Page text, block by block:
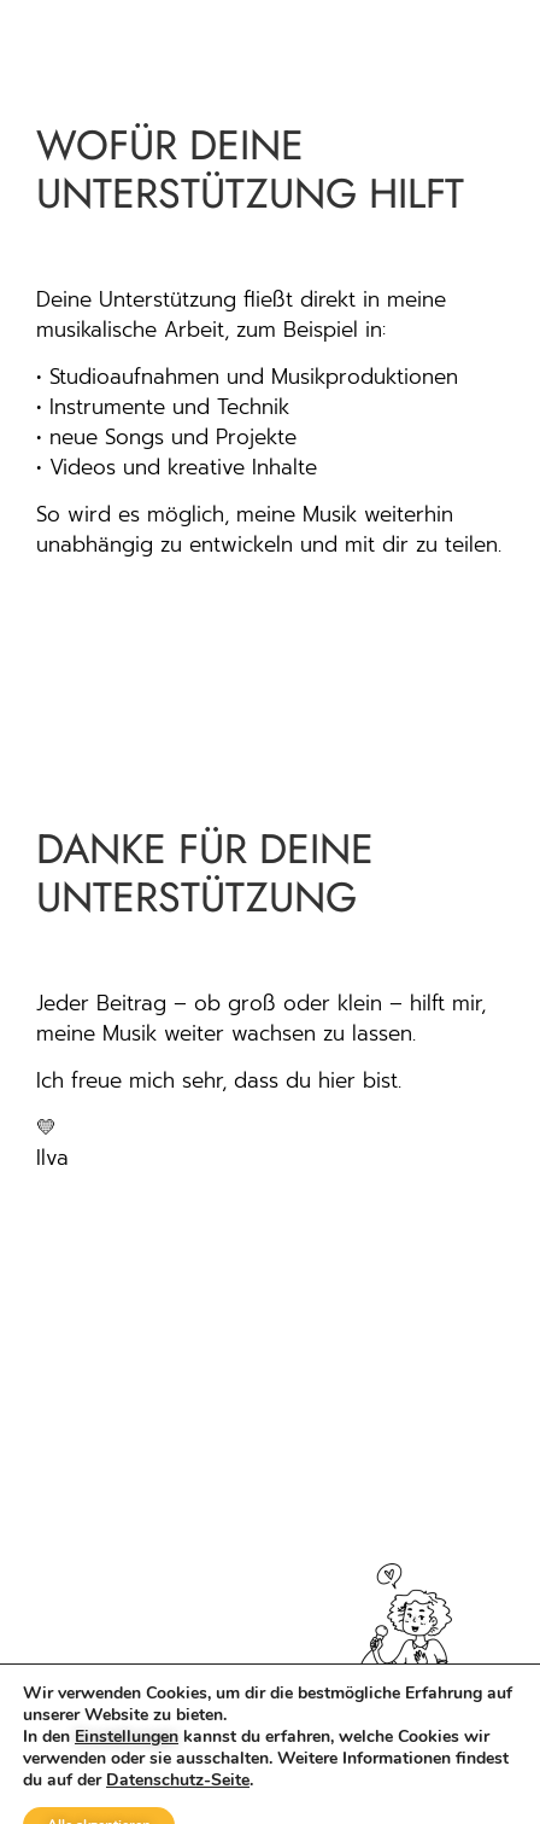
WOFÜR DEINE
UNTERSTÜTZUNG HILFT
Deine Unterstützung fließt direkt in meine
musikalische Arbeit, zum Beispiel in:
• Studioaufnahmen und Musikproduktionen
• Instrumente und Technik
• neue Songs und Projekte
• Videos und kreative Inhalte
So wird es möglich, meine Musik weiterhin
unabhängig zu entwickeln und mit dir zu teilen.
DANKE FÜR DEINE
UNTERSTÜTZUNG
Jeder Beitrag – ob groß oder klein – hilft mir,
meine Musik weiter wachsen zu lassen.
Ich freue mich sehr, dass du hier bist.
💛
Ilva
IMPRESSUM DATENSCHUTZ
Wir verwenden Cookies, um dir die bestmögliche Erfahrung auf
unserer Website zu bieten.
In den Einstellungen kannst du erfahren, welche Cookies wir
verwenden oder sie ausschalten. Weitere Informationen findest
du auf der Datenschutz-Seite.